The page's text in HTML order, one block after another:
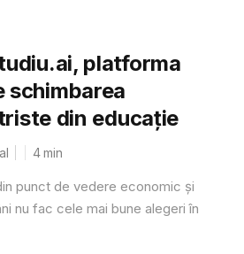
platforma
schimbarea
din educație
4min
punct de vedere economic și
nu fac cele mai bune alegeri în